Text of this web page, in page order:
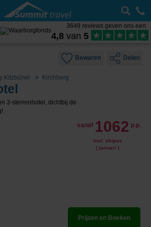
3649 reviews geven ons een
4,8 van 5
Bewaren Delen
Kitzbühel Kirchberg
3-sterrenhotel, dichtbij de
vanaf 1062 p.p.
incl. skipas
( januari )
Prijzen en Boeken